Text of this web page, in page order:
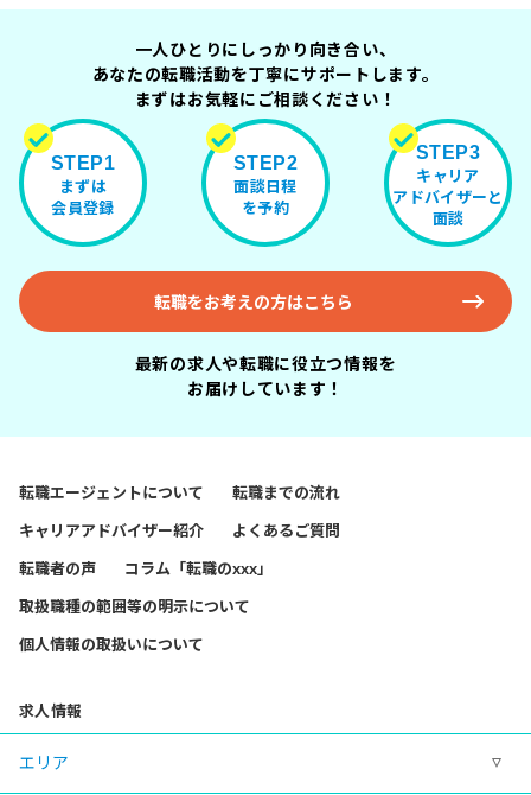
一人ひとりにしっかり向き合い、
あなたの転職活動を丁寧にサポートします。
まずはお気軽にご相談ください！
STEP1
まずは
会員登録
STEP2
面談日程
を予約
STEP3
キャリア
アドバイザーと
面談
転職をお考えの方はこちら
最新の求人や転職に役立つ情報を
お届けしています！
転職エージェントについて 転職までの流れ
キャリアアドバイザー紹介 よくあるご質問
転職者の声 コラム「転職のxxx」
取扱職種の範囲等の明示について
個人情報の取扱いについて
求人情報
エリア